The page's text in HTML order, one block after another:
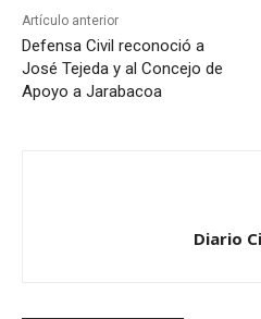
Artículo anterior
Defensa Civil reconoció a
José Tejeda y al Concejo de
Apoyo a Jarabacoa
Diario